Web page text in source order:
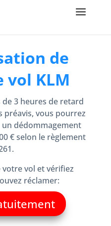
de
vol KLM
de 3 heures de retard
préavis, vous pourrez
dédommagement
€ selon le règlement
votre vol et vérifiez
réclamer: